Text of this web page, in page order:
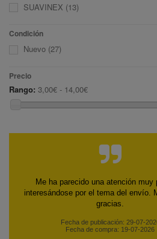
SUAVINEX (13)
Condición
Nuevo (27)
Precio
Rango: 3,00€ - 14,00€
Precio y envío rápido.
Fecha de publicación: 13-06-2026
Fecha de compra: 10-06-2026